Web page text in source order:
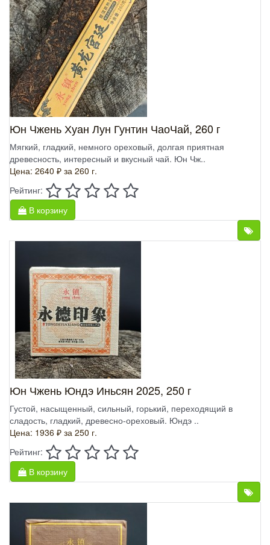
Юн Чжень Хуан Лун Гунтин ЧаоЧай, 260 г
Мягкий, гладкий, немного ореховый, долгая приятная
древесность, интересный и вкусный чай. Юн Чж..
Цена: 2640 ₽ за 260 г.
Рейтинг:
В корзину
Юн Чжень Юндэ Иньсян 2025, 250 г
Густой, насыщенный, сильный, горький, переходящий в
сладость, гладкий, древесно-ореховый. Юндэ ..
Цена: 1936 ₽ за 250 г.
Рейтинг:
В корзину